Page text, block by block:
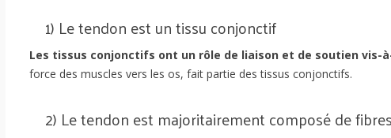
1) Le tendon est un tissu conjonctif
Les tissus conjonctifs ont un rôle de liaison et de soutien vis-
force des muscles vers les os, fait partie des tissus conjonctifs.
2) Le tendon est majoritairement composé de